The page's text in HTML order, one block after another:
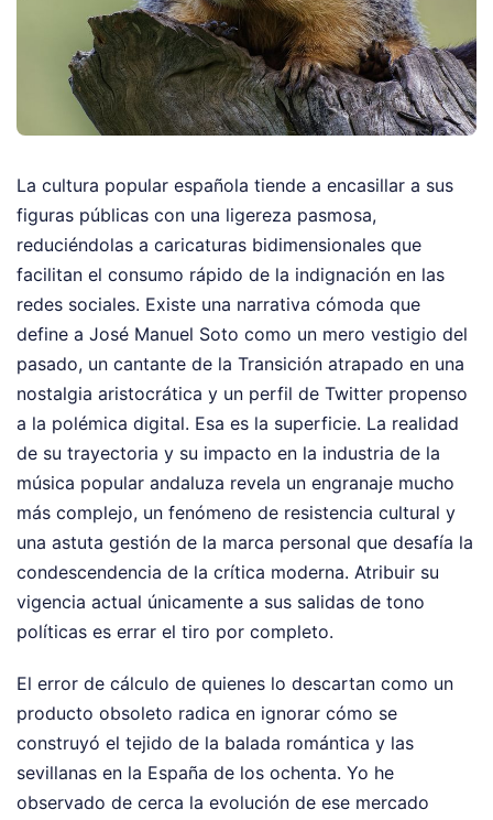
La cultura popular española tiende a encasillar a sus
figuras públicas con una ligereza pasmosa,
reduciéndolas a caricaturas bidimensionales que
facilitan el consumo rápido de la indignación en las
redes sociales. Existe una narrativa cómoda que
define a José Manuel Soto como un mero vestigio del
pasado, un cantante de la Transición atrapado en una
nostalgia aristocrática y un perfil de Twitter propenso
a la polémica digital. Esa es la superficie. La realidad
de su trayectoria y su impacto en la industria de la
música popular andaluza revela un engranaje mucho
más complejo, un fenómeno de resistencia cultural y
una astuta gestión de la marca personal que desafía la
condescendencia de la crítica moderna. Atribuir su
vigencia actual únicamente a sus salidas de tono
políticas es errar el tiro por completo.
El error de cálculo de quienes lo descartan como un
producto obsoleto radica en ignorar cómo se
construyó el tejido de la balada romántica y las
sevillanas en la España de los ochenta. Yo he
observado de cerca la evolución de ese mercado